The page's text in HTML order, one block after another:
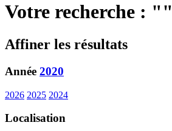
Votre recherche : ""
Affiner les résultats
Année 2020
2026 2025 2024
Localisation